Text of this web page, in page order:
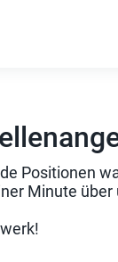
Positionen
Minute